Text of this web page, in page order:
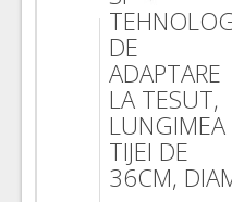
DE
ADAPTARE
LA TESUT,
LUNGIMEA
TIJEI DE
36CM,